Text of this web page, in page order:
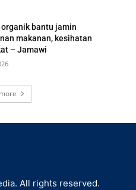
bantu jamin
makanan, kesihatan
– Jamawi
All rights reserved.